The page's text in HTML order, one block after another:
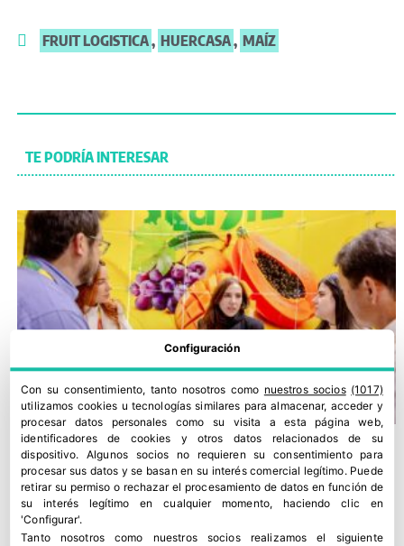
FRUIT LOGISTICA, HUERCASA, MAÍZ
TE PODRÍA INTERESAR
Configuración
Con su consentimiento, tanto nosotros como nuestros socios (1017)
utilizamos cookies u tecnologías similares para almacenar, acceder y
procesar datos personales como su visita a esta página web,
identificadores de cookies y otros datos relacionados de su
dispositivo. Algunos socios no requieren su consentimiento para
procesar sus datos y se basan en su interés comercial legítimo. Puede
retirar su permiso o rechazar el procesamiento de datos en función de
su interés legítimo en cualquier momento, haciendo clic en
'Configurar'.
Tanto nosotros como nuestros socios realizamos el siguiente